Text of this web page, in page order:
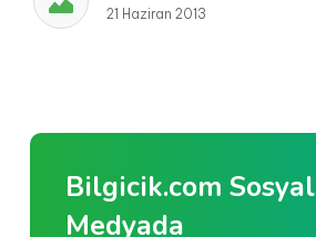
21 Haziran 2013
Bilgicik.com Sosyal
Medyada